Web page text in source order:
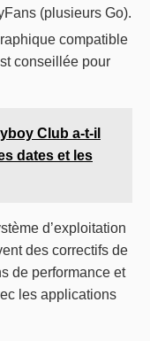
(plusieurs Go).
compatible
conseillée pour
Club a-t-il
dates et les
d’exploitation
des correctifs de
de performance et
les applications